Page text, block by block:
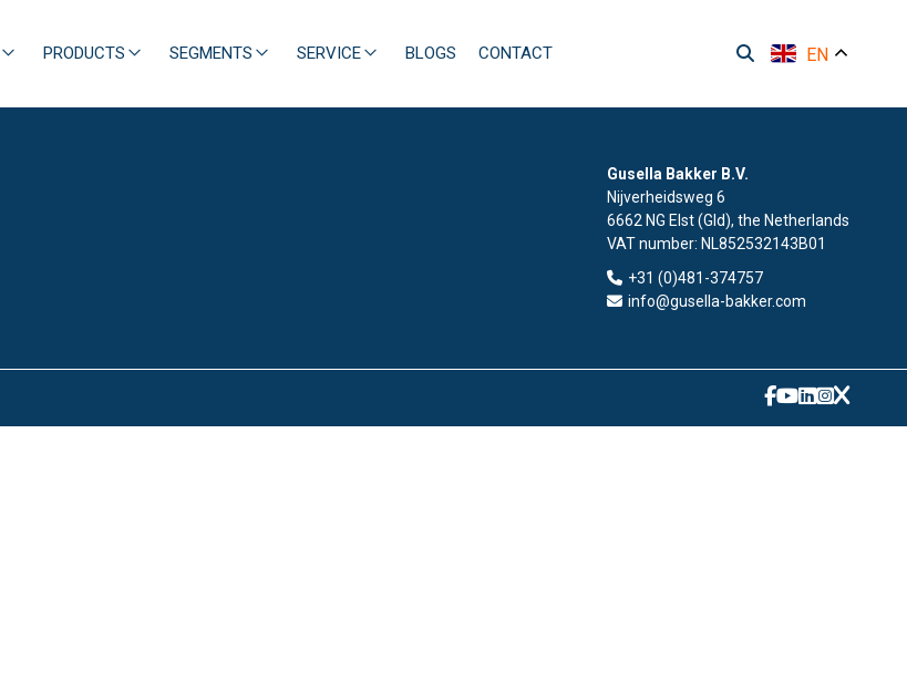
PRODUCTS SEGMENTS SERVICE BLOGS CONTACT EN
Gusella Bakker B.V.
Nijverheidsweg 6
6662 NG Elst (Gld), the Netherlands
VAT number: NL852532143B01
+31 (0)481-374757
info@gusella-bakker.com